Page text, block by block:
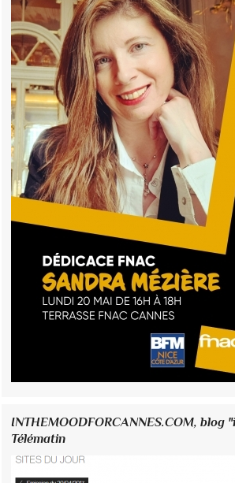
INTHEMOODFORCANNES.COM, blog
Télématin